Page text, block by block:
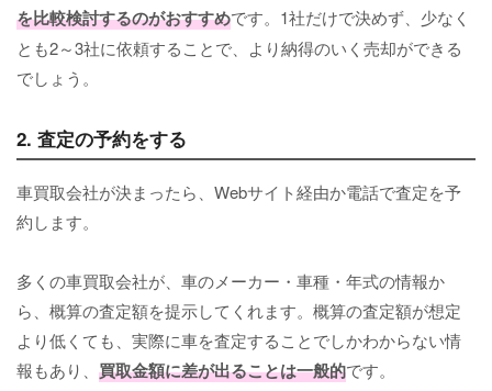
を比較検討するのがおすすめです。1社だけで決めず、少なく
とも2～3社に依頼することで、より納得のいく売却ができる
でしょう。
2. 査定の予約をする
車買取会社が決まったら、Webサイト経由か電話で査定を予
約します。
多くの車買取会社が、車のメーカー・車種・年式の情報か
ら、概算の査定額を提示してくれます。概算の査定額が想定
より低くても、実際に車を査定することでしかわからない情
報もあり、 買取金額に差が出ることは一般的です。